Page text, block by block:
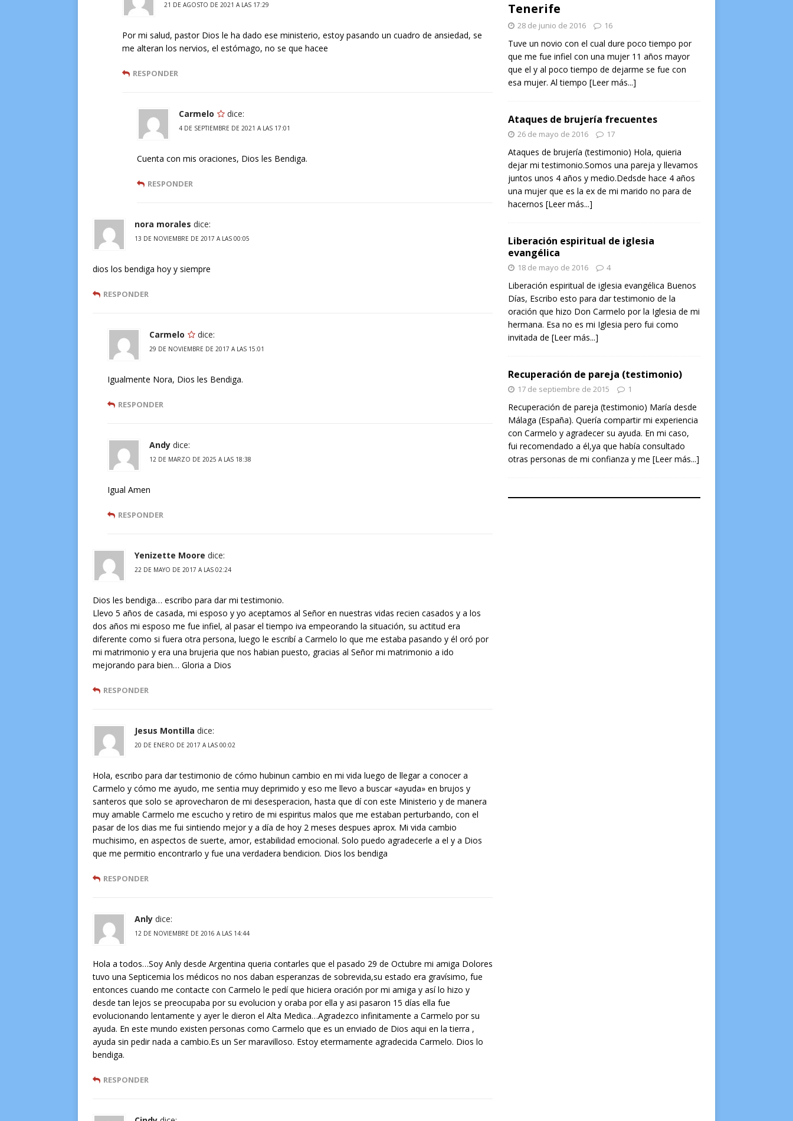
21 DE AGOSTO DE 2021 A LAS 17:29
Por mi salud, pastor Dios le ha dado ese ministerio, estoy pasando un cuadro de ansiedad, se
me alteran los nervios, el estómago, no se que hacee
RESPONDER
Carmelo dice:
4 DE SEPTIEMBRE DE 2021 A LAS 17:01
Cuenta con mis oraciones, Dios les Bendiga.
RESPONDER
nora morales dice:
13 DE NOVIEMBRE DE 2017 A LAS 00:05
dios los bendiga hoy y siempre
RESPONDER
Carmelo dice:
29 DE NOVIEMBRE DE 2017 A LAS 15:01
Igualmente Nora, Dios les Bendiga.
RESPONDER
Andy dice:
12 DE MARZO DE 2025 A LAS 18:38
Igual Amen
RESPONDER
Yenizette Moore dice:
22 DE MAYO DE 2017 A LAS 02:24
Dios les bendiga… escribo para dar mi testimonio.
Llevo 5 años de casada, mi esposo y yo aceptamos al Señor en nuestras vidas recien casados y a los
dos años mi esposo me fue infiel, al pasar el tiempo iva empeorando la situación, su actitud era
diferente como si fuera otra persona, luego le escribí a Carmelo lo que me estaba pasando y él oró por
mi matrimonio y era una brujeria que nos habian puesto, gracias al Señor mi matrimonio a ido
mejorando para bien… Gloria a Dios
RESPONDER
Jesus Montilla dice:
20 DE ENERO DE 2017 A LAS 00:02
Hola, escribo para dar testimonio de cómo hubinun cambio en mi vida luego de llegar a conocer a
Carmelo y cómo me ayudo, me sentia muy deprimido y eso me llevo a buscar «ayuda» en brujos y
santeros que solo se aprovecharon de mi desesperacion, hasta que dí con este Ministerio y de manera
muy amable Carmelo me escucho y retiro de mi espiritus malos que me estaban perturbando, con el
pasar de los dias me fui sintiendo mejor y a día de hoy 2 meses despues aprox. Mi vida cambio
muchisimo, en aspectos de suerte, amor, estabilidad emocional. Solo puedo agradecerle a el y a Dios
que me permitio encontrarlo y fue una verdadera bendicion. Dios los bendiga
RESPONDER
Anly dice:
12 DE NOVIEMBRE DE 2016 A LAS 14:44
Hola a todos…Soy Anly desde Argentina queria contarles que el pasado 29 de Octubre mi amiga Dolores
tuvo una Septicemia los médicos no nos daban esperanzas de sobrevida,su estado era gravísimo, fue
entonces cuando me contacte con Carmelo le pedí que hiciera oración por mi amiga y así lo hizo y
desde tan lejos se preocupaba por su evolucion y oraba por ella y asi pasaron 15 días ella fue
evolucionando lentamente y ayer le dieron el Alta Medica…Agradezco infinitamente a Carmelo por su
ayuda. En este mundo existen personas como Carmelo que es un enviado de Dios aqui en la tierra ,
ayuda sin pedir nada a cambio.Es un Ser maravilloso. Estoy etermamente agradecida Carmelo. Dios lo
bendiga.
RESPONDER
Tenerife
28 de junio de 2016 16
Tuve un novio con el cual dure poco tiempo por
que me fue infiel con una mujer 11 años mayor
que el y al poco tiempo de dejarme se fue con
esa mujer. Al tiempo [Leer más...]
Ataques de brujería frecuentes
26 de mayo de 2016 17
Ataques de brujería (testimonio) Hola, quieria
dejar mi testimonio.Somos una pareja y llevamos
juntos unos 4 años y medio.Dedsde hace 4 años
una mujer que es la ex de mi marido no para de
hacernos [Leer más...]
Liberación espiritual de iglesia
evangélica
18 de mayo de 2016 4
Liberación espiritual de iglesia evangélica Buenos
Días, Escribo esto para dar testimonio de la
oración que hizo Don Carmelo por la Iglesia de mi
hermana. Esa no es mi Iglesia pero fui como
invitada de [Leer más...]
Recuperación de pareja (testimonio)
17 de septiembre de 2015 1
Recuperación de pareja (testimonio) María desde
Málaga (España). Quería compartir mi experiencia
con Carmelo y agradecer su ayuda. En mi caso,
fui recomendado a él,ya que había consultado
otras personas de mi confianza y me [Leer más...]